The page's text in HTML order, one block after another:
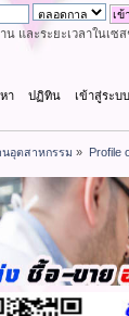
น และระยะเวลาในเซ
า ปฏิทิน เข้าสู่ระบบ
อุตสาหกรรม » Profile